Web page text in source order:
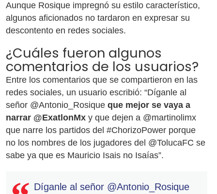
Aunque Rosique impregnó su estilo característico,
algunos aficionados no tardaron en expresar su
descontento en redes sociales.
¿Cuáles fueron algunos
comentarios de los usuarios?
Entre los comentarios que se compartieron en las
redes sociales, un usuario escribió: “Díganle al
señor @Antonio_Rosique que mejor se vaya a
narrar @ExatlonMx y que dejen a @martinolimx
que narre los partidos del #ChorizoPower porque
no los nombres de los jugadores del @TolucaFC se
sabe ya que es Mauricio Isais no Isaías”.
Díganle al señor @Antonio_Rosique